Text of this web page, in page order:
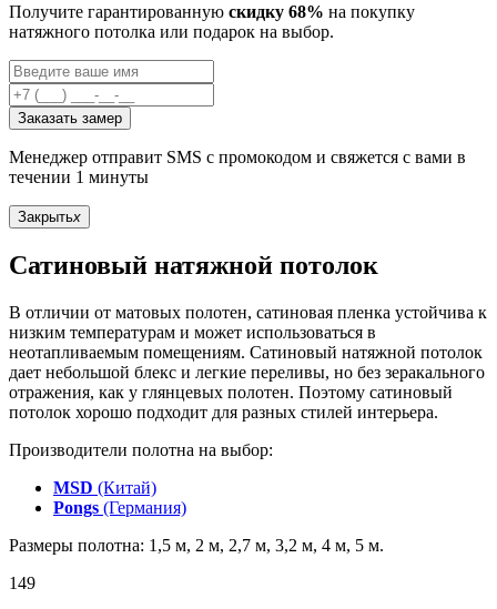
Получите гарантированную скидку 68% на покупку
натяжного потолка или подарок на выбор.
Заказать замер
Менеджер отправит SMS с промокодом и свяжется с вами в
течении 1 минуты
Закрытьx
Сатиновый натяжной потолок
В отличии от матовых полотен, сатиновая пленка устойчива к
низким температурам и может использоваться в
неотапливаемым помещениям. Сатиновый натяжной потолок
дает небольшой блекс и легкие переливы, но без зеракального
отражения, как у глянцевых полотен. Поэтому сатиновый
потолок хорошо подходит для разных стилей интерьера.
Производители полотна на выбор:
MSD (Китай)
Pongs (Германия)
Размеры полотна: 1,5 м, 2 м, 2,7 м, 3,2 м, 4 м, 5 м.
149